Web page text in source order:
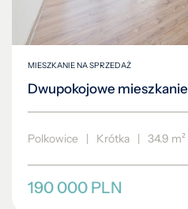
MIESZKANIE NA SPRZEDAŻ
Dwupokojowe mieszkanie
Polkowice | Krótka | 34.9 m²
190 000 PLN